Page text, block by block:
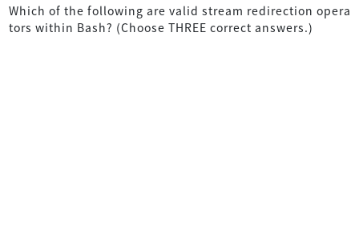
Which of the following are valid stream redirection opera
tors within Bash? (Choose THREE correct answers.)